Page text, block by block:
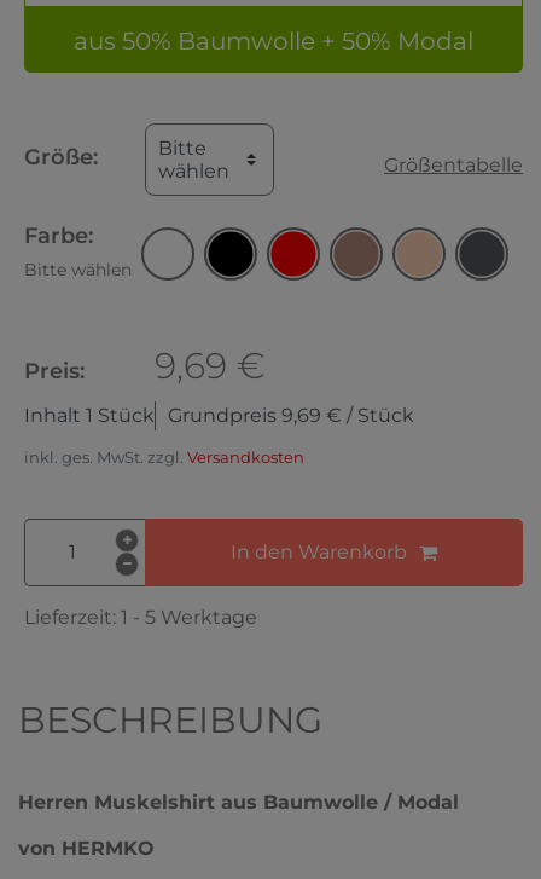
aus 50% Baumwolle + 50% Modal
Größe:
Bitte
wählen
Größentabelle
Farbe:
Bitte wählen
Preis: 9,69 €
Inhalt 1 Stück Grundpreis 9,69 € / Stück
inkl. ges. MwSt. zzgl. Versandkosten
In den Warenkorb
Lieferzeit: 1 - 5 Werktage
BESCHREIBUNG
Herren Muskelshirt aus Baumwolle / Modal
von HERMKO